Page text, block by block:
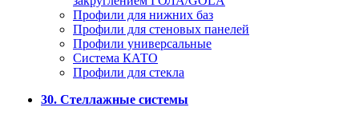
Профили для нижних баз
Профили для стеновых панелей
Профили универсальные
Система КАТО
Профили для стекла
30. Стеллажные системы